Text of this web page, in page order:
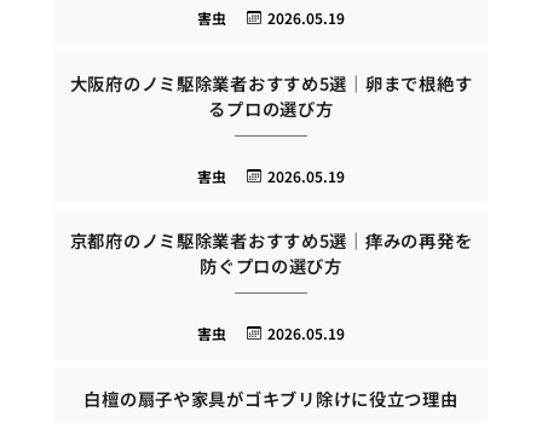
2026.05.19
害虫
大阪府のノミ駆除業者おすすめ5選｜卵まで根絶す
るプロの選び方
2026.05.19
害虫
京都府のノミ駆除業者おすすめ5選｜痒みの再発を
防ぐプロの選び方
2026.05.19
害虫
白檀の扇子や家具がゴキブリ除けに役立つ理由